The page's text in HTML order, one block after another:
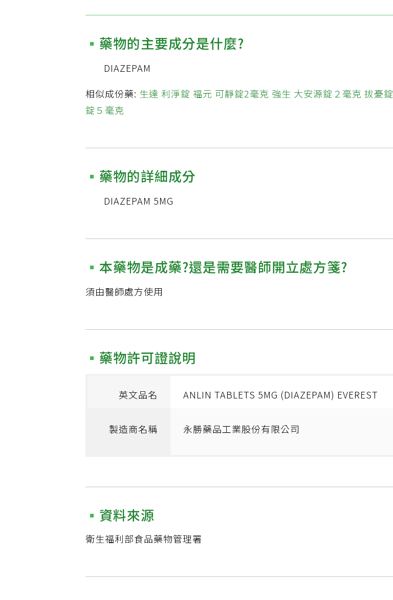
藥物的主要成分是什麼?
DIAZEPAM
相似成份藥: 生達 利淨錠 福元 可靜錠2毫克 強生 大安源錠２毫克 拔憂錠
錠５毫克
藥物的詳細成分
DIAZEPAM 5MG
本藥物是成藥?還是需要醫師開立處方箋?
須由醫師處方使用
藥物許可證說明
英文品名 ANLIN TABLETS 5MG (DIAZEPAM) EVEREST
製造商名稱 永勝藥品工業股份有限公司
資料來源
衛生福利部食品藥物管理署